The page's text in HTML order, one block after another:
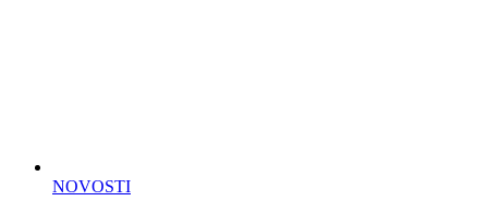
NOVOSTI